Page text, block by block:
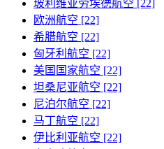
玻利维亚劳埃德航空 [22]
欧洲航空 [22]
希腊航空 [22]
匈牙利航空 [22]
美国国家航空 [22]
坦桑尼亚航空 [22]
尼泊尔航空 [22]
马丁航空 [22]
伊比利亚航空 [22]